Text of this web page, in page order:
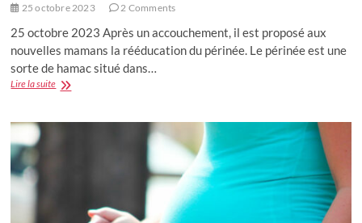
25 octobre 2023 2 Comments
25 octobre 2023 Après un accouchement, il est proposé aux
nouvelles mamans la rééducation du périnée. Le périnée est une
sorte de hamac situé dans…
Lire la suiteTémoignage